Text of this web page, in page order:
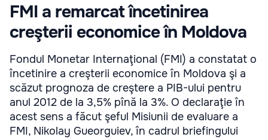
FMI a remarcat încetinirea
creşterii economice în Moldova
Fondul Monetar Internaţional (FMI) a constatat o
încetinire a creşterii economice în Moldova şi a
scăzut prognoza de creştere a PIB-ului pentru
anul 2012 de la 3,5% pînă la 3%. O declaraţie în
acest sens a făcut şeful Misiunii de evaluare a
FMI, Nikolay Gueorguiev, în cadrul briefingului